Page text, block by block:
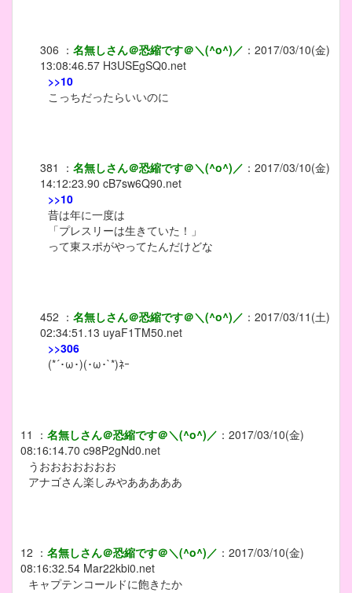
306 ： 名無しさん＠恐縮です＠＼(^o^)／ ： 2017/03/10(金)
13:08:46.57 H3USEgSQ0.net
>>10
こっちだったらいいのに
381 ： 名無しさん＠恐縮です＠＼(^o^)／ ： 2017/03/10(金)
14:12:23.90 cB7sw6Q90.net
>>10
昔は年に一度は
「プレスリーは生きていた！」
って東スポがやってたんだけどな
452 ： 名無しさん＠恐縮です＠＼(^o^)／ ： 2017/03/11(土)
02:34:51.13 uyaF1TM50.net
>>306
(*´･ω･)(･ω･`*)ﾈｰ
11 ： 名無しさん＠恐縮です＠＼(^o^)／ ： 2017/03/10(金)
08:16:14.70 c98P2gNd0.net
うおおおおおおお
アナゴさん楽しみやあああああ
12 ： 名無しさん＠恐縮です＠＼(^o^)／ ： 2017/03/10(金)
08:16:32.54 Mar22kbi0.net
キャプテンコールドに飽きたか